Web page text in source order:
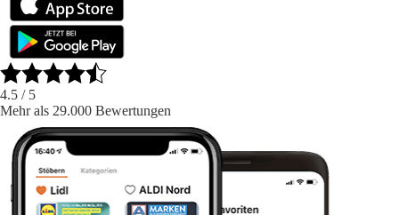
4.5 / 5
Mehr als 29.000 Bewertungen